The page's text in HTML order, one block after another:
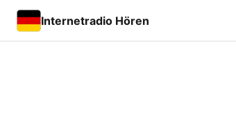
Internetradio Hören